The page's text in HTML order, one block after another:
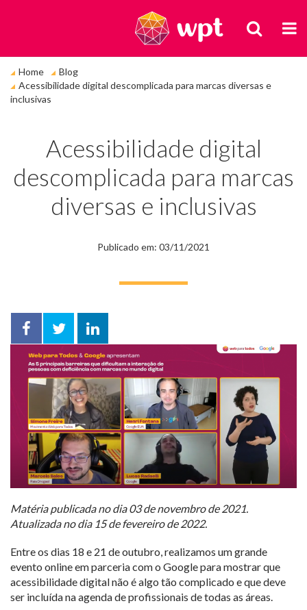
BUSCA
está
em:
Home
Blog
Acessibilidade digital descomplicada para marcas diversas e
inclusivas
Acessibilidade digital
descomplicada para marcas
diversas e inclusivas
Publicado em: 03/11/2021
Facebook
TwitterLinkedIn
compartilhar
Matéria publicada no dia 03 de novembro de 2021.
Atualizada no dia 15 de fevereiro de 2022.
Entre os dias 18 e 21 de outubro, realizamos um grande
evento online em parceria com o Google para mostrar que
acessibilidade digital não é algo tão complicado e que deve
ser incluída na agenda de profissionais de todas as áreas.